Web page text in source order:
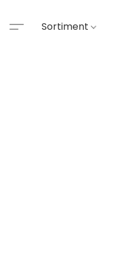
Sortiment